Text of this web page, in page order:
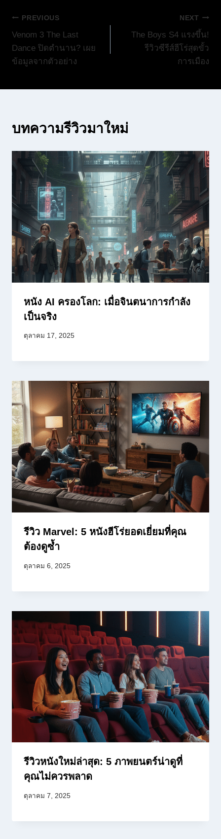
แนะแนว
เรื่อง
PREVIOUS
Venom 3 The Last
Dance ปิดตำนาน? เผย
ข้อมูลจากตัวอย่าง
NEXT
The Boys S4 แรงขึ้น!
รีวิวซีรีส์ฮีโร่สุดขั้ว
การเมือง
บทความรีวิวมาใหม่
หนัง AI ครองโลก: เมื่อจินตนาการกำลัง
เป็นจริง
ตุลาคม 17, 2025
รีวิว Marvel: 5 หนังฮีโร่ยอดเยี่ยมที่คุณ
ต้องดูซ้ำ
ตุลาคม 6, 2025
รีวิวหนังใหม่ล่าสุด: 5 ภาพยนตร์น่าดูที่
คุณไม่ควรพลาด
ตุลาคม 7, 2025